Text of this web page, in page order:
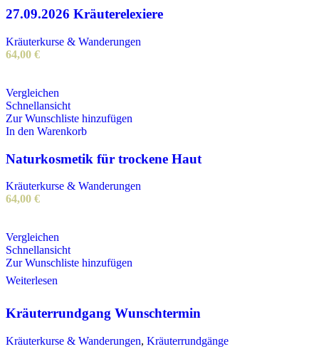
27.09.2026 Kräuterelexiere
Kräuterkurse & Wanderungen
64,00 €
Vergleichen
Schnellansicht
Zur Wunschliste hinzufügen
In den Warenkorb
Naturkosmetik für trockene Haut
Kräuterkurse & Wanderungen
64,00 €
Vergleichen
Schnellansicht
Zur Wunschliste hinzufügen
Weiterlesen
Kräuterrundgang Wunschtermin
Kräuterkurse & Wanderungen, Kräuterrundgänge